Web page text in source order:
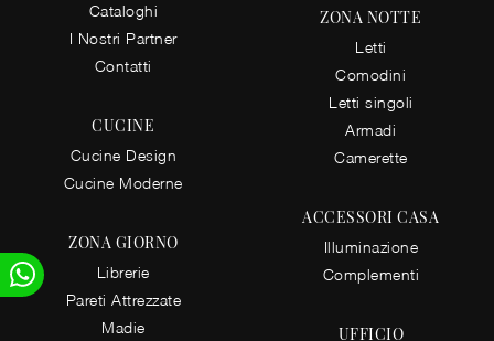
Cataloghi
I Nostri Partner
Contatti
CUCINE
Cucine Design
Cucine Moderne
ZONA GIORNO
Librerie
Pareti Attrezzate
Madie
ZONA NOTTE
Letti
Comodini
Letti singoli
Armadi
Camerette
ACCESSORI CASA
Illuminazione
Complementi
UFFICIO